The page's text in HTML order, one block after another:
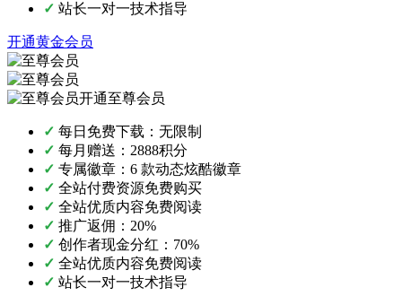
✓ 站长一对一技术指导
开通黄金会员
开通至尊会员
✓ 每日免费下载：无限制
✓ 每月赠送：2888积分
✓ 专属徽章：6 款动态炫酷徽章
✓ 全站付费资源免费购买
✓ 全站优质内容免费阅读
✓ 推广返佣：20%
✓ 创作者现金分红：70%
✓ 全站优质内容免费阅读
✓ 站长一对一技术指导